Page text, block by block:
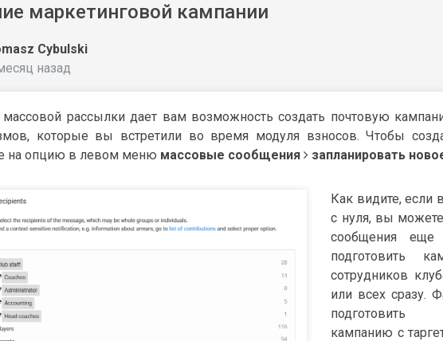
маркетинговой кампании
Cybulski
назад
рассылки дает вам возможность создать почтовую
которые вы встретили во время модуля взносов. Чтобы
на опцию в левом меню массовые сообщения запланировать
Как видите, если
с нуля, вы
сообщения
подготовить
сотрудников
или всех сразу.
подготовить
кампанию с